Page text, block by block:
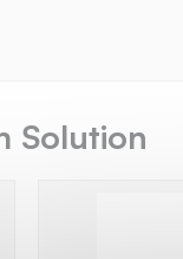
Solution